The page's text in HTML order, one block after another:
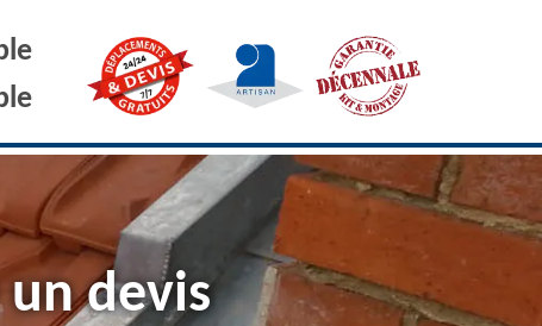
devis